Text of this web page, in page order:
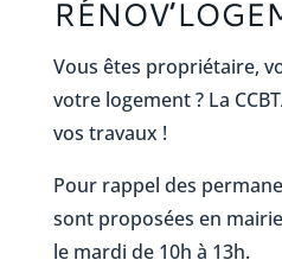
Vous êtes propriétaire,
votre logement ? La
vos travaux !
Pour rappel des
sont proposées en
le mardi de 10h à 13h.